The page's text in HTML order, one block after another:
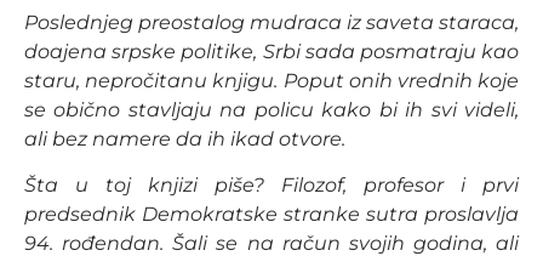
Poslednjeg preostalog mudraca iz saveta staraca,
doajena srpske politike, Srbi sada posmatraju kao
staru, nepročitanu knjigu. Poput onih vrednih koje
se obično stavljaju na policu kako bi ih svi videli,
ali bez namere da ih ikad otvore.
Šta u toj knjizi piše? Filozof, profesor i prvi
predsednik Demokratske stranke sutra proslavlja
94. rođendan. Šali se na račun svojih godina, ali